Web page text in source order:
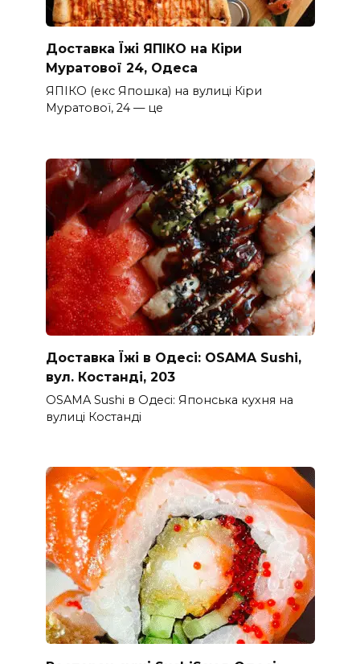
Доставка Їжі ЯПІКО на Кіри
Муратової 24, Одеса
ЯПІКО (екс Япошка) на вулиці Кіри
Муратової, 24 — це
Доставка Їжі в Одесі: OSAMA Sushi,
вул. Костанді, 203
OSAMA Sushi в Одесі: Японська кухня на
вулиці Костанді